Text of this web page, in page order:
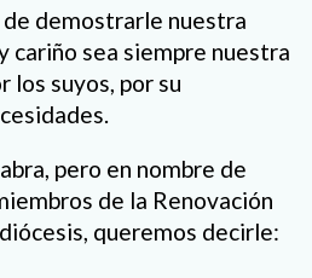
demostrarle nuestra
cariño sea siempre nuestra
los suyos, por su
pero en nombre de
de la Renovación
queremos decirle: